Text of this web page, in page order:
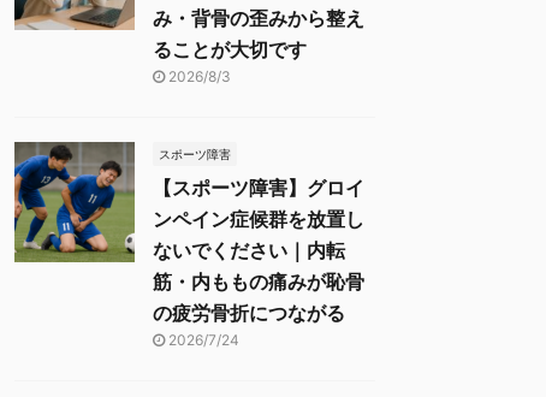
み・背骨の歪みから整え
ることが大切です
2026/8/3
スポーツ障害
【スポーツ障害】グロイ
ンペイン症候群を放置し
ないでください｜内転
筋・内ももの痛みが恥骨
の疲労骨折につながる
2026/7/24